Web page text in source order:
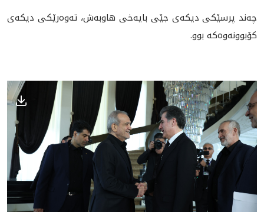
چه‌ند پرسێكى ديكه‌ى جێى بايه‌خى هاوبه‌ش، ته‌وه‌رێكى ديكه‌ى
كۆبوونه‌وه‌كه‌ بوو.